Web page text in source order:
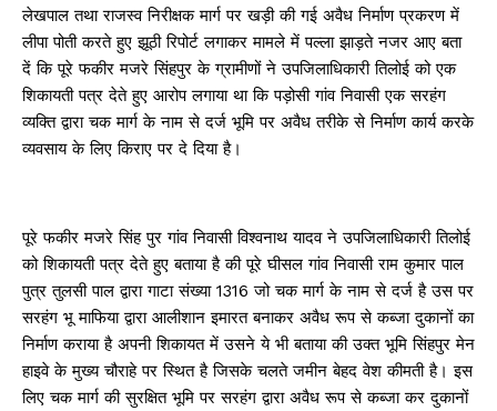
लेखपाल तथा राजस्व निरीक्षक मार्ग पर खड़ी की गई अवैध निर्माण प्रकरण में
लीपा पोती करते हुए झूठी रिपोर्ट लगाकर मामले में पल्ला झाड़ते नजर आए बता
दें कि पूरे फकीर मजरे सिंहपुर के ग्रामीणों ने उपजिलाधिकारी तिलोई को एक
शिकायती पत्र देते हुए आरोप लगाया था कि पड़ोसी गांव निवासी एक सरहंग
व्यक्ति द्वारा चक मार्ग के नाम से दर्ज भूमि पर अवैध तरीके से निर्माण कार्य करके
व्यवसाय के लिए किराए पर दे दिया है।
पूरे फकीर मजरे सिंह पुर गांव निवासी विश्वनाथ यादव ने उपजिलाधिकारी तिलोई
को शिकायती पत्र देते हुए बताया है की पूरे घीसल गांव निवासी राम कुमार पाल
पुत्र तुलसी पाल द्वारा गाटा संख्या 1316 जो चक मार्ग के नाम से दर्ज है उस पर
सरहंग भू माफिया द्वारा आलीशान इमारत बनाकर अवैध रूप से कब्जा दुकानों का
निर्माण कराया है अपनी शिकायत में उसने ये भी बताया की उक्त भूमि सिंहपुर मेन
हाइवे के मुख्य चौराहे पर स्थित है जिसके चलते जमीन बेहद वेश कीमती है। इस
लिए चक मार्ग की सुरक्षित भूमि पर सरहंग द्वारा अवैध रूप से कब्जा कर दुकानों